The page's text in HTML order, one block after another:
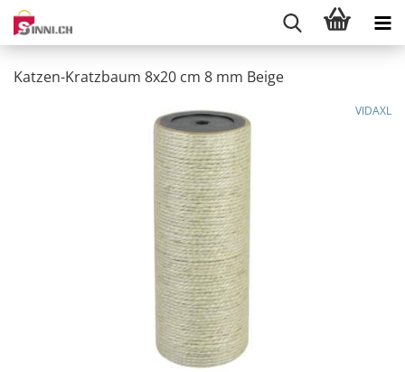
Katzen-Kratzbaum 8x20 cm 8 mm Beige
VIDAXL